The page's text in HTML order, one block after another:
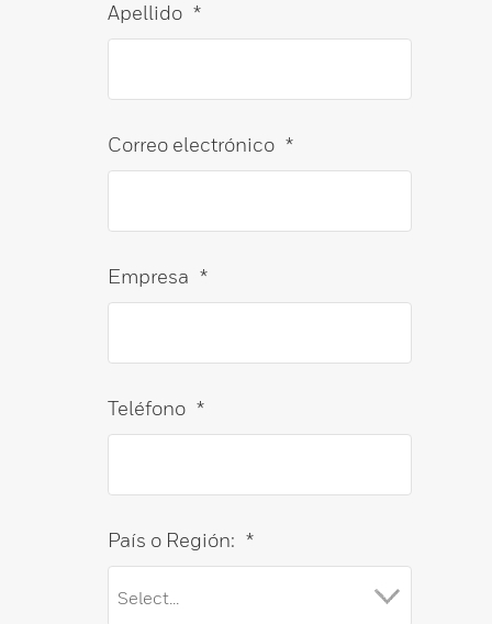
*
Apellido
*
Correo electrónico
*
Empresa
*
Teléfono
*
País o Región: